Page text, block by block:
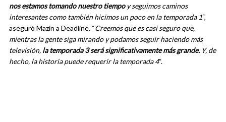
nos estamos tomando nuestro tiempo y seguimos caminos
interesantes como también hicimos un poco en la temporada 1“,
aseguró Mazin a Deadline. “Creemos que es casi seguro que,
mientras la gente siga mirando y podamos seguir haciendo más
televisión, la temporada 3 será significativamente más grande. Y, de
hecho, la historia puede requerir la temporada 4“.